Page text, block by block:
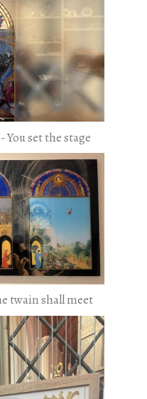
You set the stage
twain shall meet